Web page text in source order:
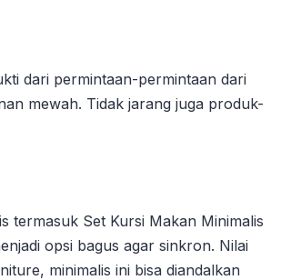
dari permintaan-permintaan dari
mewah. Tidak jarang juga produk-
termasuk Set Kursi Makan Minimalis
opsi bagus agar sinkron. Nilai
minimalis ini bisa diandalkan